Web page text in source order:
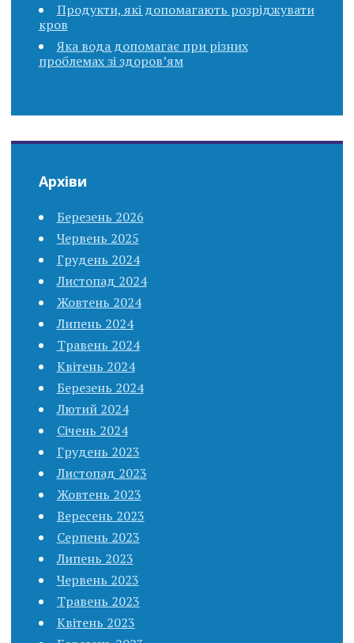
Продукти, які допомагають розріджувати
кров
Яка вода допомагає при різних
проблемах зі здоров’ям
Архіви
Березень 2026
Червень 2025
Грудень 2024
Листопад 2024
Жовтень 2024
Липень 2024
Травень 2024
Квітень 2024
Березень 2024
Лютий 2024
Січень 2024
Грудень 2023
Листопад 2023
Жовтень 2023
Вересень 2023
Серпень 2023
Липень 2023
Червень 2023
Травень 2023
Квітень 2023